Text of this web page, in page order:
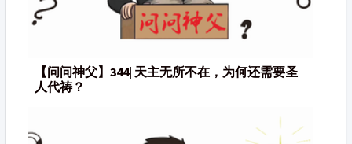
【问问神父】344| 天主无所不在，为何还需要圣
人代祷？